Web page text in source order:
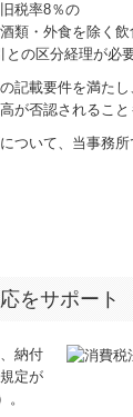
税率8％の
類・外食を除く
の区分経理が必
記載要件を満た
が否認されること
ついて、当事務
をサポート
納付
定が